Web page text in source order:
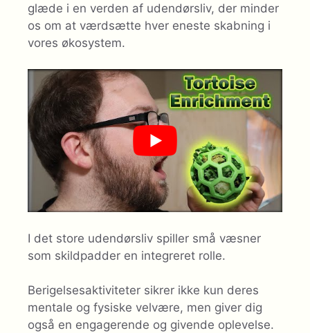
glæde i en verden af ​​udendørsliv, der minder
os om at værdsætte hver eneste skabning i
vores økosystem.
I det store udendørsliv spiller små væsner
som skildpadder en integreret rolle.
Berigelsesaktiviteter sikrer ikke kun deres
mentale og fysiske velvære, men giver dig
også en engagerende og givende oplevelse.